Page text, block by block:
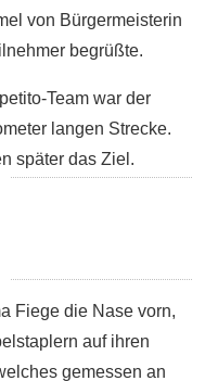
von Bürgermeisterin
begrüßte.
Team war der
langen Strecke.
später das Ziel.
Fiege die Nase vorn,
auf ihren
gemessen an